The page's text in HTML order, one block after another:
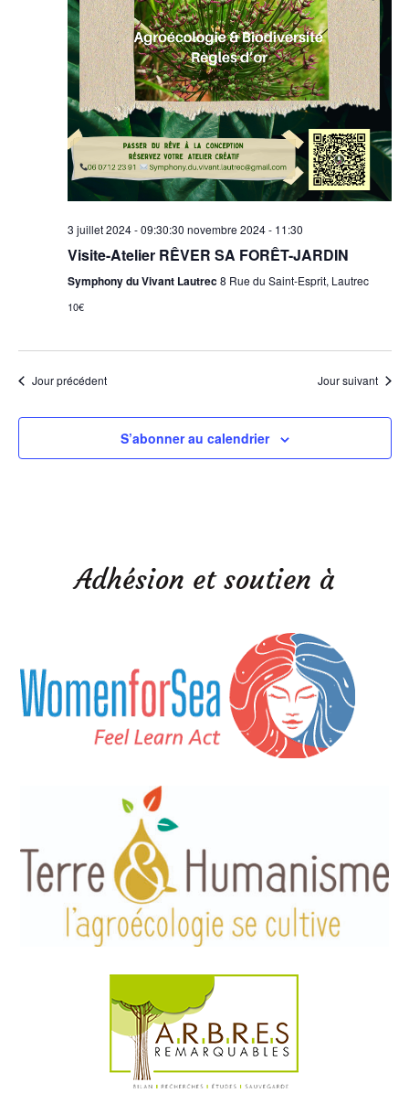
3 juillet 2024 - 09:30:30 novembre 2024 - 11:30
Visite-Atelier RÊVER SA FORÊT-JARDIN
Symphony du Vivant Lautrec8 Rue du Saint-Esprit, Lautrec
10€
Jour précédent Jour suivant
S’abonner au calendrier
Adhésion et soutien à